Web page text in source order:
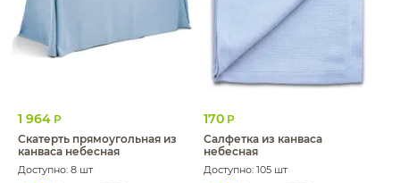
1 964 Р
Скатерть прямоугольная из
канваса небесная
Доступно: 8 шт
170 Р
Салфетка из канваса
небесная
Доступно: 105 шт